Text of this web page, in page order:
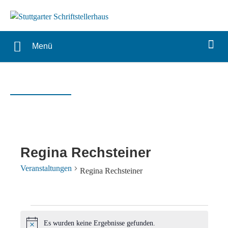
Menü
Regina Rechsteiner
Veranstaltungen Regina Rechsteiner
Veranstaltungen
Es wurden keine Ergebnisse gefunden.